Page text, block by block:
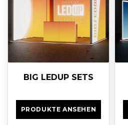
BIG LEDUP SETS
PRODUKTE ANSEHEN